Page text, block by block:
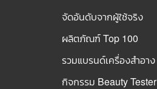
จัดอันดับจากผู้ใช้จริง
ผลิตภัณฑ์ Top 100
รวมแบรนด์เครื่องสำอาง
กิจกรรม Beauty Tester